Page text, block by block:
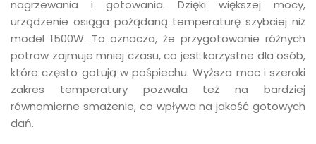
nagrzewania i gotowania. Dzięki większej mocy,
urządzenie osiąga pożądaną temperaturę szybciej niż
model 1500W. To oznacza, że przygotowanie różnych
potraw zajmuje mniej czasu, co jest korzystne dla osób,
które często gotują w pośpiechu. Wyższa moc i szeroki
zakres temperatury pozwala też na bardziej
równomierne smażenie, co wpływa na jakość gotowych
dań.